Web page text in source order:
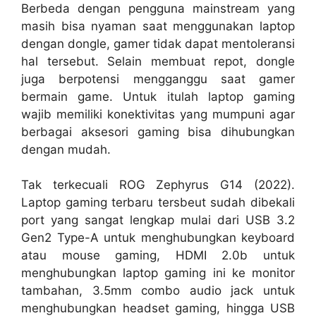
Berbeda dengan pengguna mainstream yang
masih bisa nyaman saat menggunakan laptop
dengan dongle, gamer tidak dapat mentoleransi
hal tersebut. Selain membuat repot, dongle
juga berpotensi mengganggu saat gamer
bermain game. Untuk itulah laptop gaming
wajib memiliki konektivitas yang mumpuni agar
berbagai aksesori gaming bisa dihubungkan
dengan mudah.
Tak terkecuali ROG Zephyrus G14 (2022).
Laptop gaming terbaru tersbeut sudah dibekali
port yang sangat lengkap mulai dari USB 3.2
Gen2 Type-A untuk menghubungkan keyboard
atau mouse gaming, HDMI 2.0b untuk
menghubungkan laptop gaming ini ke monitor
tambahan, 3.5mm combo audio jack untuk
menghubungkan headset gaming, hingga USB